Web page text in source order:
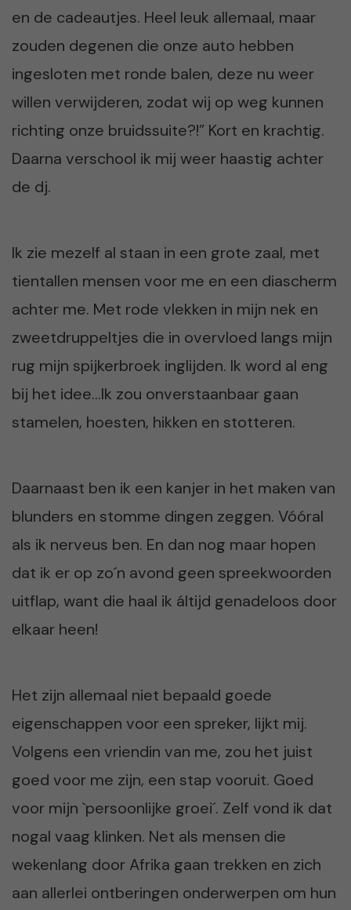
en de cadeautjes. Heel leuk allemaal, maar
zouden degenen die onze auto hebben
ingesloten met ronde balen, deze nu weer
willen verwijderen, zodat wij op weg kunnen
richting onze bruidssuite?!” Kort en krachtig.
Daarna verschool ik mij weer haastig achter
de dj.
Ik zie mezelf al staan in een grote zaal, met
tientallen mensen voor me en een diascherm
achter me. Met rode vlekken in mijn nek en
zweetdruppeltjes die in overvloed langs mijn
rug mijn spijkerbroek inglijden. Ik word al eng
bij het idee…Ik zou onverstaanbaar gaan
stamelen, hoesten, hikken en stotteren.
Daarnaast ben ik een kanjer in het maken van
blunders en stomme dingen zeggen. Vóóral
als ik nerveus ben. En dan nog maar hopen
dat ik er op zo´n avond geen spreekwoorden
uitflap, want die haal ik áltijd genadeloos door
elkaar heen!
Het zijn allemaal niet bepaald goede
eigenschappen voor een spreker, lijkt mij.
Volgens een vriendin van me, zou het juist
goed voor me zijn, een stap vooruit. Goed
voor mijn `persoonlijke groei´. Zelf vond ik dat
nogal vaag klinken. Net als mensen die
wekenlang door Afrika gaan trekken en zich
aan allerlei ontberingen onderwerpen om hun